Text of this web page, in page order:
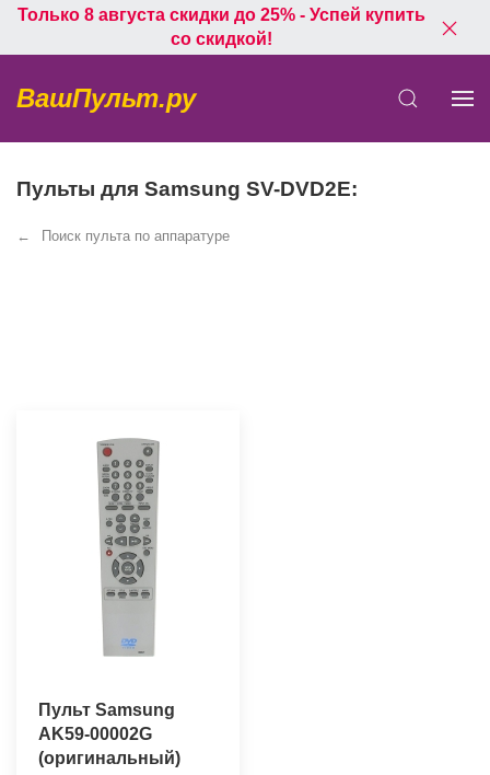
Только 8 августа скидки до 25% - Успей купить
со скидкой!
ВашПульт.ру
Пульты для Samsung SV-DVD2E:
Поиск пульта по аппаратуре
Пульт Samsung
AK59-00002G
(оригинальный)